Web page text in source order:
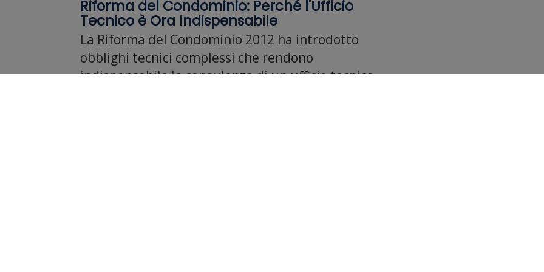
Riforma del Condominio: Perché l'Ufficio
Tecnico è Ora Indispensabile
La Riforma del Condominio 2012 ha introdotto
obblighi tecnici complessi che rendono
indispensabile la consulenza di un ufficio tecnico